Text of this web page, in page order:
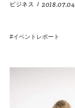
ビジネス / 2018.07.04
#イベントレポート